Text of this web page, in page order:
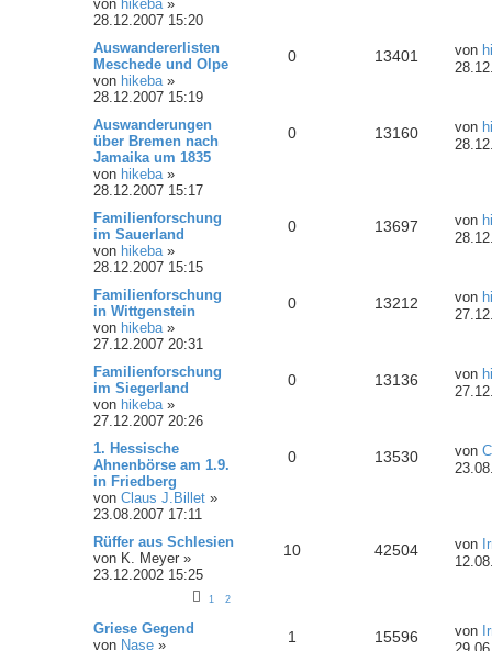
von hikeba»
28.12.2007 15:20
Auswandererlisten
Meschede und Olpe
von hikeba»
28.12.2007 15:19
0 13401 von
Auswanderungen
über Bremen nach
Jamaika um 1835
von hikeba»
28.12.2007 15:17
0 13160 von
Familienforschung
im Sauerland
von hikeba»
28.12.2007 15:15
0 13697 von
Familienforschung
in Wittgenstein
von hikeba»
27.12.2007 20:31
0 13212 von
Familienforschung
im Siegerland
von hikeba»
27.12.2007 20:26
0 13136 von
1. Hessische
Ahnenbörse am 1.9.
in Friedberg
von Claus J.Billet »
23.08.2007 17:11
0 13530 von
Rüffer aus Schlesien
von K. Meyer »
23.12.2002 15:25
1 2
10 42504 von
Griese Gegend
von Nase »
1 15596 von